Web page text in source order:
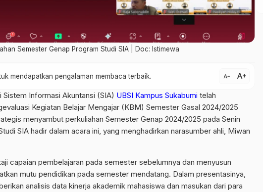
Semester Genap Program Studi SIA | Doc: Istimewa
mendapatkan pengalaman membaca terbaik. text_decrease text_increase
Sistem Informasi Akuntansi (SIA) UBSI Kampus Sukabumi telah
Kegiatan Belajar Mengajar (KBM) Semester Gasal 2024/2025
menyambut perkuliahan Semester Genap 2024/2025 pada Senin
SIA hadir dalam acara ini, yang menghadirkan narasumber ahli, Miwan
capaian pembelajaran pada semester sebelumnya dan menyusun
mutu pendidikan pada semester mendatang. Dalam presentasinya,
analisis data kinerja akademik mahasiswa dan masukan dari para